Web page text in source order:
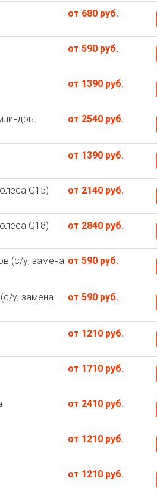
от 680 руб.
от 590 руб.
от 1390 руб.
от 2540 руб.
от 1390 руб.
Q15) от 2140 руб.
Q18) от 2840 руб.
(с/у, замена от 590 руб.
у, замена
от 590 руб.
от 1210 руб.
от 1710 руб.
от 2410 руб.
от 1210 руб.
от 1210 руб.